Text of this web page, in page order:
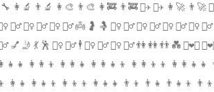
👩‍🔬 👨‍🔬 👩‍🎨 👨‍🎨 👩‍🚒 👨‍🚒 👩‍✈️ 👨‍✈️ 👩‍🚀 👨‍🚀
🧞‍♂️ 🧜‍♀️ 🧜‍♂️ 🧚‍♀️ 🧚‍♂️ 👼 🤰 🤱 🙇‍♀️ 🙇‍♂️ 💁‍♀️ 💁‍♂️ 🙅‍♀️ 🙅‍♂️ 🙆‍♀️
💅 🤳 💃 🕺 👯‍♀️ 👯‍♂️ 🕴 🚶‍♀️ 🚶‍♂️ 🏃‍♀️ 🏃‍♂️ 👫 👭 👬 💑 👩‍❤️‍👩
👩‍👩‍👦 👩‍👩‍👧 👩‍👩‍👧‍👦 👩‍👩‍👦‍👦 👩‍👩‍👧‍👧
👩‍👧 👩‍👧‍👦 👩‍👦‍👦 👩‍👧‍👧 👨‍👦 👨‍👧 👨‍👧‍👦